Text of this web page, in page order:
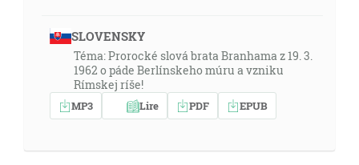
SLOVENSKY
Téma: Prorocké slová brata Branhama z 19. 3.
1962 o páde Berlínskeho múru a vzniku
Rímskej ríše!
MP3 Lire PDF EPUB